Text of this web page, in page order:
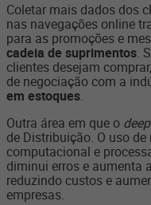
Coletar mais dados dos
nas navegações online
para as promoções e
cadeia de suprimentos.
clientes desejam
de negociação com a
em estoques.
Outra área em que o
de Distribuição. O uso
computacional e
diminui erros e aumenta a
reduzindo custos e
empresas.